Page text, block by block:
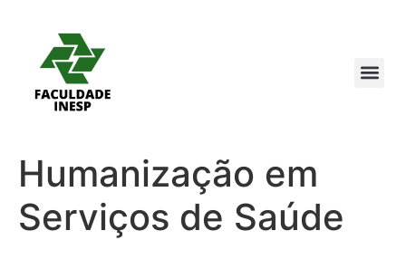
Humanização em
Serviços de Saúde